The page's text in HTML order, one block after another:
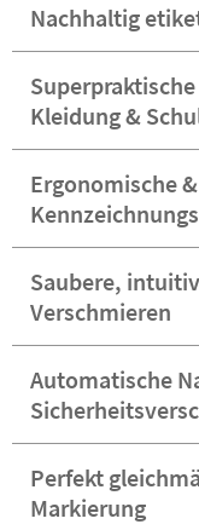
Nachhaltig
Kleidung &
Ergonomische
Saubere,
Verschmieren
Automatische
Perfekt
Markierung